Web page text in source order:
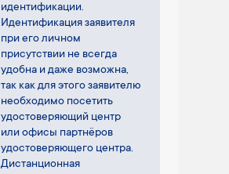
идентификации.
Идентификация заявителя
при его личном
присутствии не всегда
удобна и даже возможна,
так как для этого заявителю
необходимо посетить
удостоверяющий центр
или офисы партнёров
удостоверяющего центра.
Дистанционная